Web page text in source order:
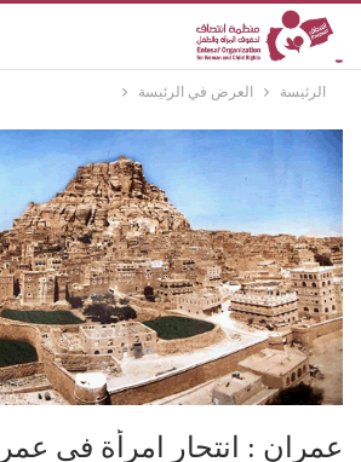
الرئيسة العرض في الرئيسة
عمران : انتحار امرأة في